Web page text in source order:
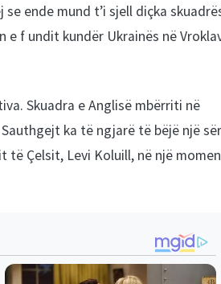
ende mund t’i sjell diçka
e f undit kundër Ukrainës në
Skuadra e Anglisë mbërriti në
ka të ngjarë të bëjë një
të Çelsit, Levi Koluill, në një